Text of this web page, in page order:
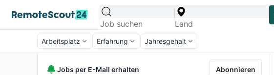
Arbeitsplatz Erfahrung Jahresgehalt
Jobs per E-Mail erhalten Abonnieren